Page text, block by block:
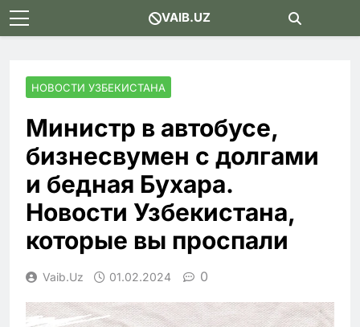
Skip
to
VAIB.UZ
НОВОСТИ УЗБЕКИСТАНА
Министр в автобусе,
бизнесвумен с долгами
и бедная Бухара.
Новости Узбекистана,
которые вы проспали
Vaib.uz 01.02.2024 0